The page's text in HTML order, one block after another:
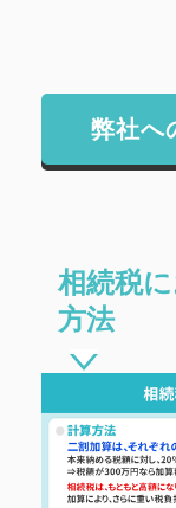
弊社へ
相続税
方法